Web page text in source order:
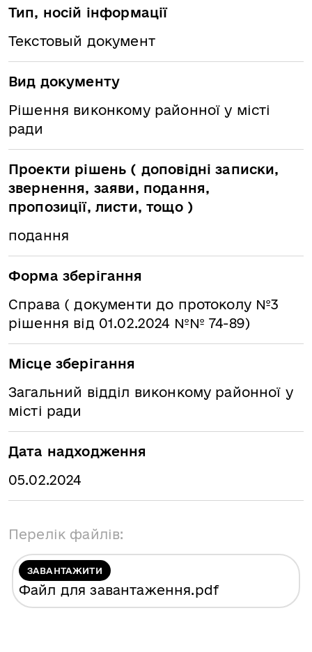
Тип, носій інформації
Текстовый документ
Вид документу
Рішення виконкому районної у місті
ради
Проекти рішень ( доповідні записки,
звернення, заяви, подання,
пропозиції, листи, тощо )
подання
Форма зберігання
Справа ( документи до протоколу №3
рішення від 01.02.2024 №№ 74-89)
Місце зберігання
Загальний відділ виконкому районної у
місті ради
Дата надходження
05.02.2024
Перелік файлів:
ЗАВАНТАЖИТИ
Файл для завантаження.pdf